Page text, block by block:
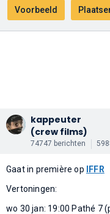
kappeuter
(crew films)
74747 berichten
Gaat in première op
IFFR
Vertoningen:
wo 30 jan: 19:00 Pathé 7